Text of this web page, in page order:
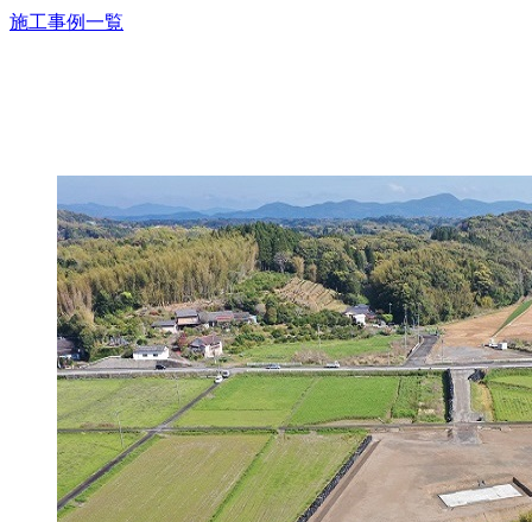
施工事例一覧